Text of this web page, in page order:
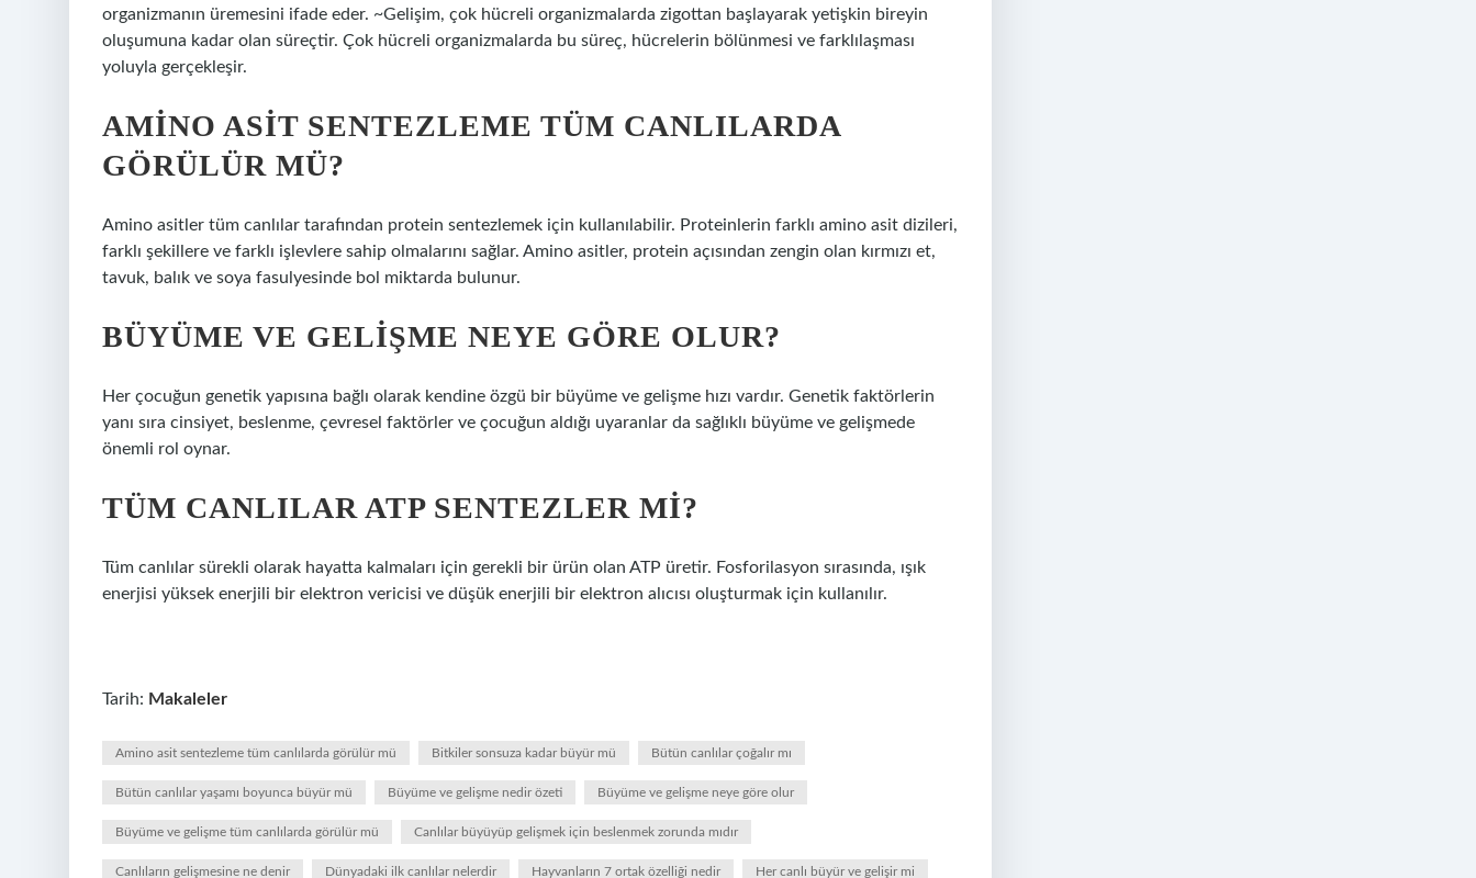
organizmanın üremesini ifade eder. ~Gelişim, çok hücreli organizmalarda zigottan başlayarak yetişkin bireyin
oluşumuna kadar olan süreçtir. Çok hücreli organizmalarda bu süreç, hücrelerin bölünmesi ve farklılaşması
yoluyla gerçekleşir.
AMINO ASIT SENTEZLEME TÜM CANLILARDA
GÖRÜLÜR MÜ?
Amino asitler tüm canlılar tarafından protein sentezlemek için kullanılabilir. Proteinlerin farklı amino asit dizileri,
farklı şekillere ve farklı işlevlere sahip olmalarını sağlar. Amino asitler, protein açısından zengin olan kırmızı et,
tavuk, balık ve soya fasulyesinde bol miktarda bulunur.
BÜYÜME VE GELIŞME NEYE GÖRE OLUR?
Her çocuğun genetik yapısına bağlı olarak kendine özgü bir büyüme ve gelişme hızı vardır. Genetik faktörlerin
yanı sıra cinsiyet, beslenme, çevresel faktörler ve çocuğun aldığı uyaranlar da sağlıklı büyüme ve gelişmede
önemli rol oynar.
TÜM CANLILAR ATP SENTEZLER MI?
Tüm canlılar sürekli olarak hayatta kalmaları için gerekli bir ürün olan ATP üretir. Fosforilasyon sırasında, ışık
enerjisi yüksek enerjili bir elektron vericisi ve düşük enerjili bir elektron alıcısı oluşturmak için kullanılır.
Tarih: Makaleler
Amino asit sentezleme tüm canlılarda görülür mü Bitkiler sonsuza kadar büyür mü Bütün canlılar çoğalır mı
Bütün canlılar yaşamı boyunca büyür mü Büyüme ve gelişme nedir özeti Büyüme ve gelişme neye göre olur
Büyüme ve gelişme tüm canlılarda görülür mü Canlılar büyüyüp gelişmek için beslenmek zorunda mıdır
Canlıların gelişmesine ne denir Dünyadaki ilk canlılar nelerdir Hayvanların 7 ortak özelliği nedir Her canlı büyür ve gelişir mi